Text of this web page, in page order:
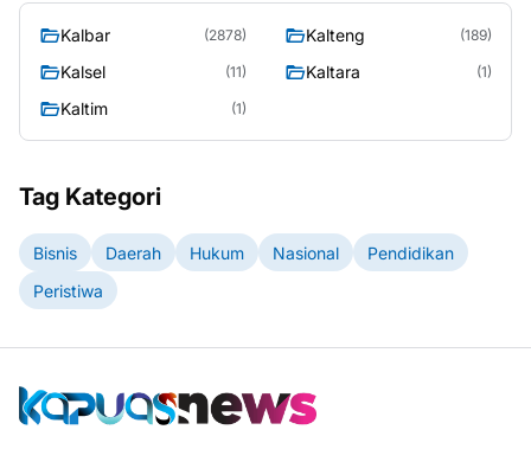
Kalbar (2878) Kalteng (189)
Kalsel (11) Kaltara (1)
Kaltim (1)
Tag Kategori
Bisnis Daerah Hukum Nasional
Pendidikan
Peristiwa